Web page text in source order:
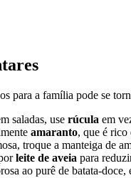
para a família pode se
saladas, use rúcula em
amaranto, que é rico
troque a manteiga de
leite de aveia para
ao purê de batata-doce,